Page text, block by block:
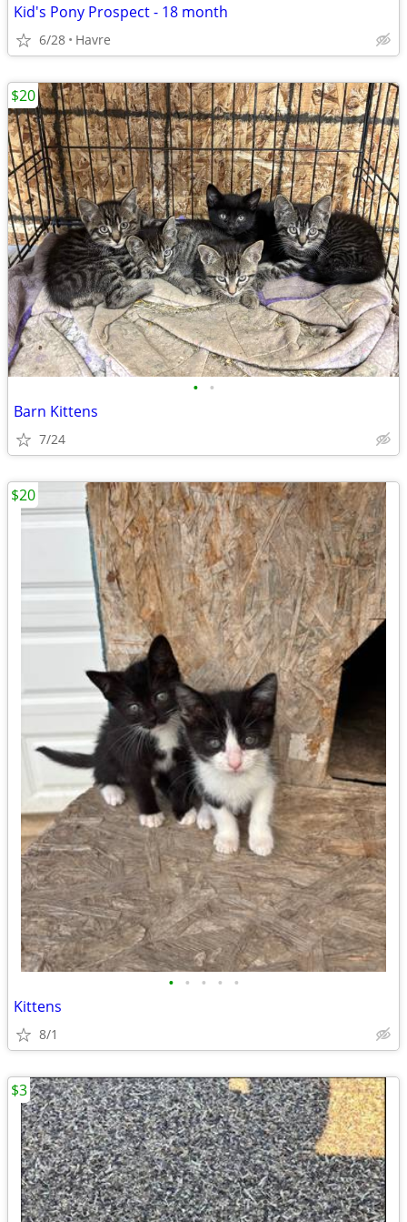
Kid's Pony Prospect - 18 month
6/28 Havre
• •
Barn Kittens
7/24
$20
• • • • •
Kittens
8/1
$20
$3